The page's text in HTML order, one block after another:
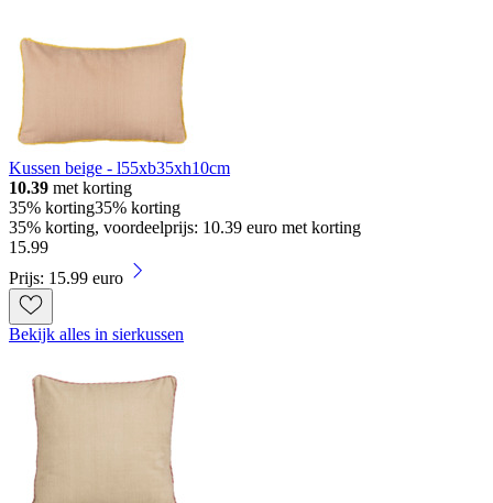
Kussen beige - l55xb35xh10cm
10.39 met korting
35% korting35% korting
35% korting, voordeelprijs: 10.39 euro met korting
15.99
Prijs: 15.99 euro
Bekijk alles in sierkussen